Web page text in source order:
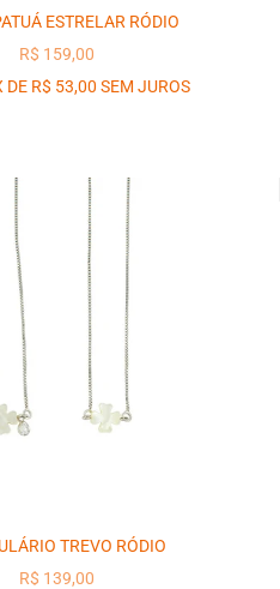
ESTRELAR RÓDIO
PREÇO PROMOCIONAL
R$ 159,00
DE R$ 53,00 SEM JUROS
TREVO RÓDIO
PREÇO PROMOCIONAL
R$ 139,00